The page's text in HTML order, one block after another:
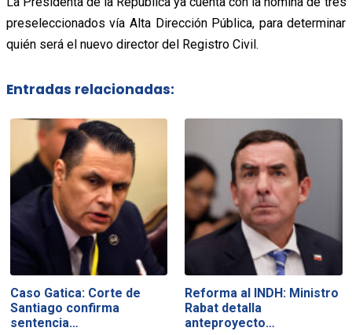
preseleccionados vía Alta Dirección Pública, para determinar
quién será el nuevo director del Registro Civil.
Entradas relacionadas:
Caso Gatica: Corte de
Santiago confirma
sentencia…
Reforma al INDH: Ministro
Rabat detalla
anteproyecto…